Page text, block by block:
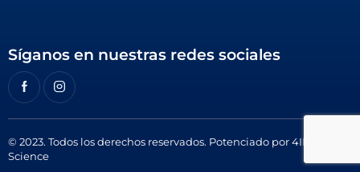
Síganos en nuestras redes sociales
© 2023. Todos los derechos reservados. Potenciado por4ID
Science